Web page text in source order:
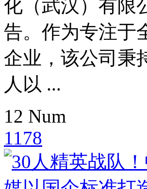
化（武汉）有限
告。作为专注于
企业，该公司秉
人以 ...
12 Num
1178